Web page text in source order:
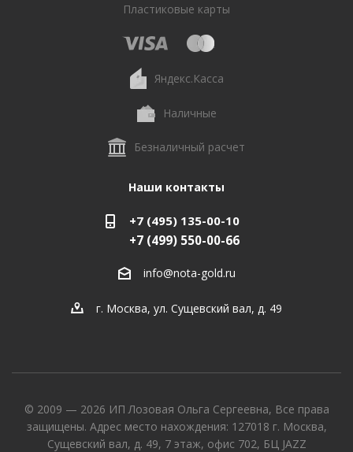
Пластиковые карты
Яндекс.Касса
Наличные
Безналичный расчет
Наши контакты
+7 (495) 135-00-10
+7 (499) 550-00-66
info@nota-gold.ru
г. Москва, ул. Сущевский вал, д. 49
© 2009 — 2026 ИП Лозовая Ольга Сергеевна, Все права
защищены. Адрес место нахождения: 127018 г. Москва,
Сущевский вал, д. 49, 7 этаж, офис 702, БЦ JAZZ